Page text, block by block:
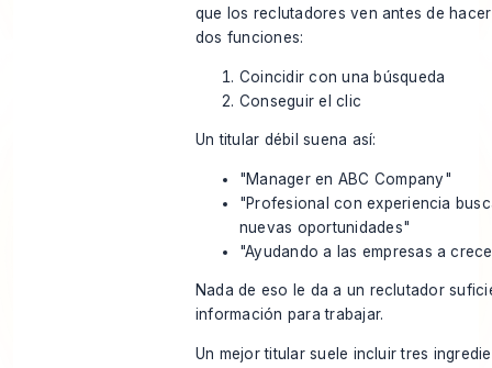
que los reclutadores ven antes de
dos funciones:
Coincidir con una búsqueda
Conseguir el clic
Un titular débil suena así:
"Manager en ABC Company"
"Profesional con experiencia
nuevas oportunidades"
"Ayudando a las empresas a
Nada de eso le da a un reclutador
información para trabajar.
Un mejor titular suele incluir tres